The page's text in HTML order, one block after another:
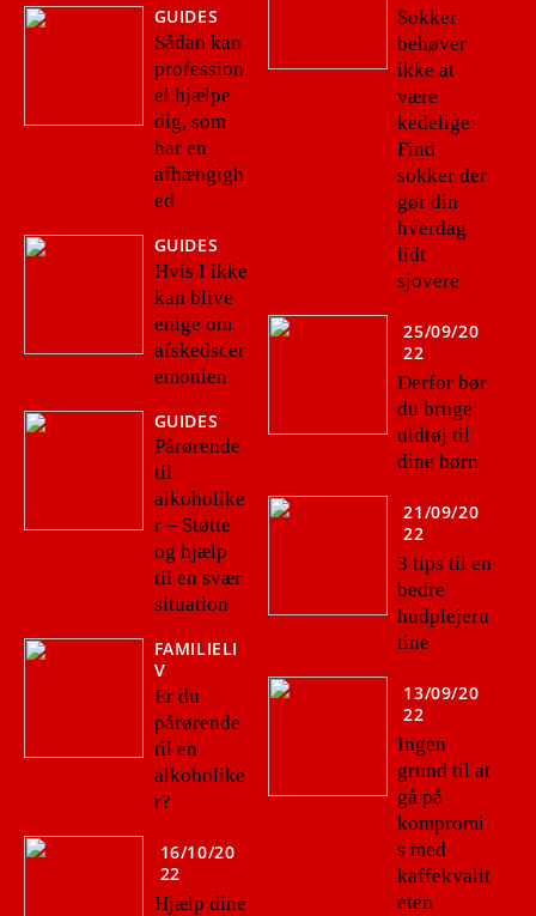
GUIDES
Sådan kan
profession
el hjælpe
dig, som
har en
afhængigh
ed
GUIDES
Hvis I ikke
kan blive
enige om
afskedscer
emonien
GUIDES
Pårørende
til
alkoholike
r – Støtte
og hjælp
til en svær
situation
FAMILIELI
V
Er du
pårørende
til en
alkoholike
r?
16/10/20
22
Hjælp dine
Sokker
behøver
ikke at
være
kedelige:
Find
sokker der
gør din
hverdag
lidt
sjovere
25/09/20
22
Derfor bør
du bruge
uldtøj til
dine børn
21/09/20
22
3 tips til en
bedre
hudplejeru
tine
13/09/20
22
Ingen
grund til at
gå på
kompromi
s med
kaffekvalit
eten